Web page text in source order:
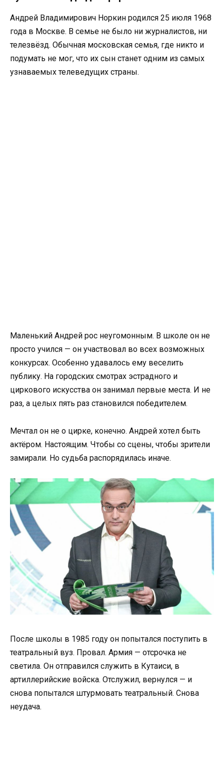
Андрей Владимирович Норкин родился 25 июля 1968
года в Москве. В семье не было ни журналистов, ни
телезвёзд. Обычная московская семья, где никто и
подумать не мог, что их сын станет одним из самых
узнаваемых телеведущих страны.
Маленький Андрей рос неугомонным. В школе он не
просто учился — он участвовал во всех возможных
конкурсах. Особенно удавалось ему веселить
публику. На городских смотрах эстрадного и
циркового искусства он занимал первые места. И не
раз, а целых пять раз становился победителем.
Мечтал он не о цирке, конечно. Андрей хотел быть
актёром. Настоящим. Чтобы со сцены, чтобы зрители
замирали. Но судьба распорядилась иначе.
После школы в 1985 году он попытался поступить в
театральный вуз. Провал. Армия — отсрочка не
светила. Он отправился служить в Кутаиси, в
артиллерийские войска. Отслужил, вернулся — и
снова попытался штурмовать театральный. Снова
неудача.